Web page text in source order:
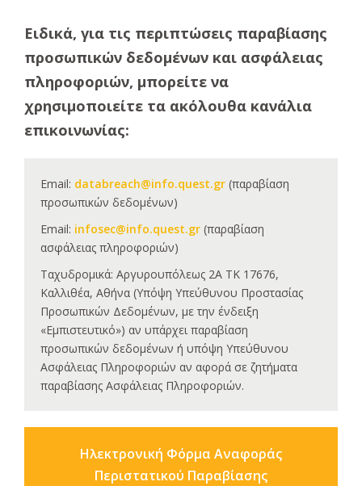
Ειδικά, για τις περιπτώσεις παραβίασης
προσωπικών δεδομένων και ασφάλειας
πληροφοριών, μπορείτε να
χρησιμοποιείτε τα ακόλουθα κανάλια
επικοινωνίας:
Email: databreach@info.quest.gr (παραβίαση
προσωπικών δεδομένων)
Email: infosec@info.quest.gr (παραβίαση
ασφάλειας πληροφοριών)
Ταχυδρομικά: Αργυρουπόλεως 2Α ΤΚ 17676,
Καλλιθέα, Αθήνα (Υπόψη Υπεύθυνου Προστασίας
Προσωπικών Δεδομένων, με την ένδειξη
«Εμπιστευτικό») αν υπάρχει παραβίαση
προσωπικών δεδομένων ή υπόψη Υπεύθυνου
Ασφάλειας Πληροφοριών αν αφορά σε ζητήματα
παραβίασης Ασφάλειας Πληροφοριών.
Ηλεκτρονική Φόρμα Αναφοράς
Περιστατικού Παραβίασης